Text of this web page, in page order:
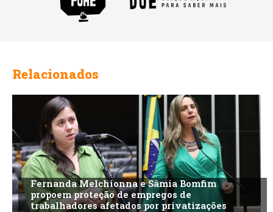
Relacionados
Fernanda Melchionna e Sâmia Bomfim
propoem proteção de empregos de
trabalhadores afetados por privatizações